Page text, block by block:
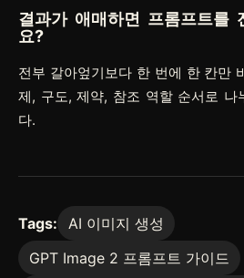
결과가 애매하면 프롬프트를
요?
전부 갈아엎기보다 한 번에 한 칸만
제, 구도, 제약, 참조 역할 순서로 나
다.
Tags:
AI 이미지 생성
GPT Image 2 프롬프트 가이드